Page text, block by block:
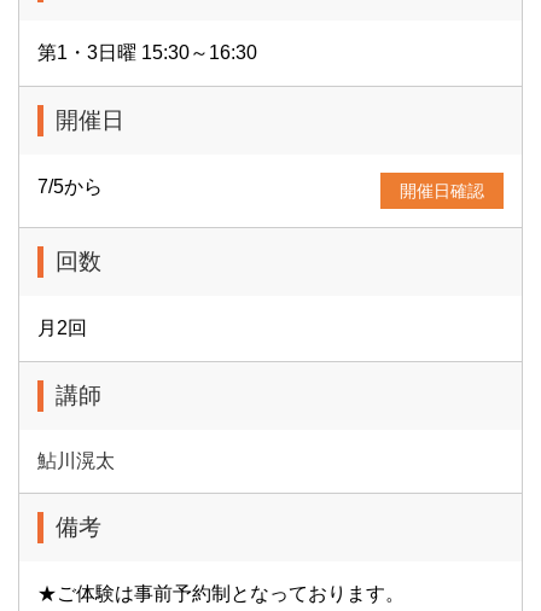
第1・3日曜 15:30～16:30
開催日
7/5から 開催日確認
回数
月2回
講師
鮎川滉太
備考
★ご体験は事前予約制となっております。